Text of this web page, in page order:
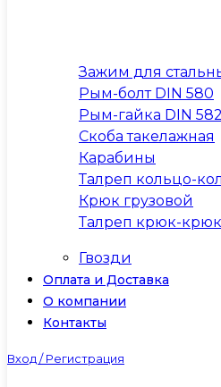
Зажим для
Рым-болт DIN 580
Рым-гайка DIN 582
Скоба такелажная
Карабины
Талреп кольцо-
Крюк грузовой
Талреп крюк-
Гвозди
Оплата и Доставка
О компании
Контакты
Вход / Регистрация